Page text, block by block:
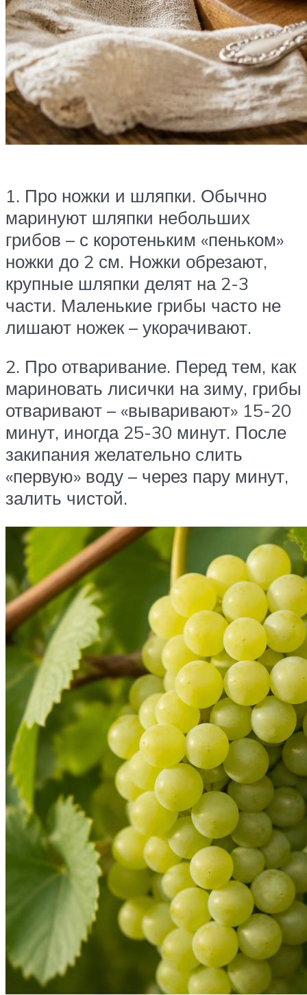
1. Про ножки и шляпки. Обычно
маринуют шляпки небольших
грибов – с коротеньким «пеньком»
ножки до 2 см. Ножки обрезают,
крупные шляпки делят на 2-3
части. Маленькие грибы часто не
лишают ножек – укорачивают.
2. Про отваривание. Перед тем, как
мариновать лисички на зиму, грибы
отваривают – «вываривают» 15-20
минут, иногда 25-30 минут. После
закипания желательно слить
«первую» воду – через пару минут,
залить чистой.